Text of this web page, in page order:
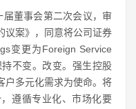
董事会第二次会议，审
议案》，同意将公司证券
变更为Foreign Service
不变。改变。强生控股
户多元化需求为使命。将
遵循专业化、市场化要